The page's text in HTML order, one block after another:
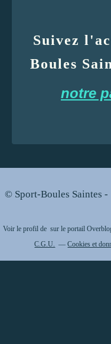
Suivez
Boules
notre
© Sport-Boules Saintes
Voir le profil de sur le portail
C.G.U.
Cookies et